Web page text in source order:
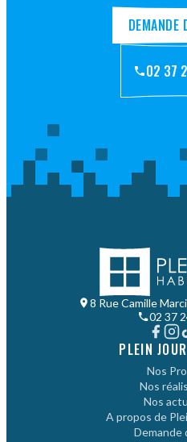
DEMANDE
02 37
8 Rue Camille
02 37
PLEIN
Nos
Nos
Nos
A propos de
Demande